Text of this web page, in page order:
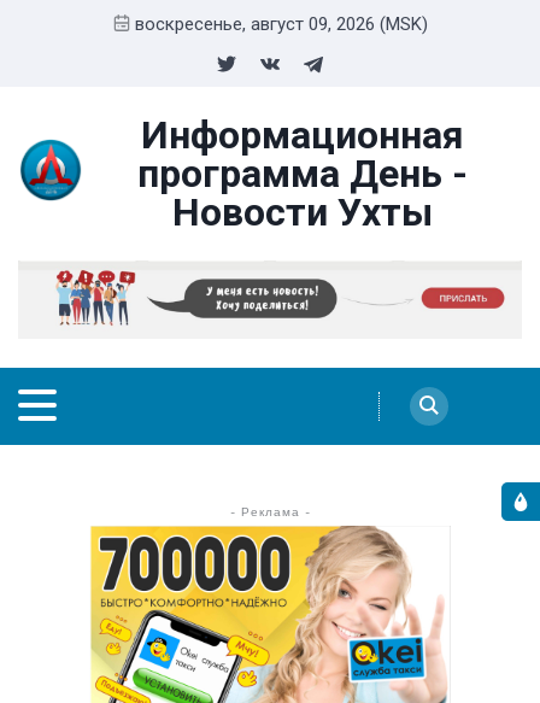
воскресенье, август 09, 2026 (MSK)
Информационная
программа День -
Новости Ухты
- Реклама -